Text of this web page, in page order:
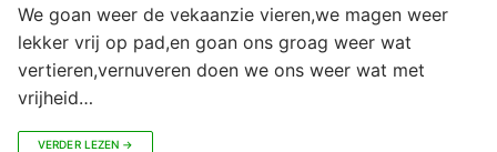
We goan weer de vekaanzie vieren,we magen weer
lekker vrij op pad,en goan ons groag weer wat
vertieren,vernuveren doen we ons weer wat met
vrijheid…
VERDER LEZEN →